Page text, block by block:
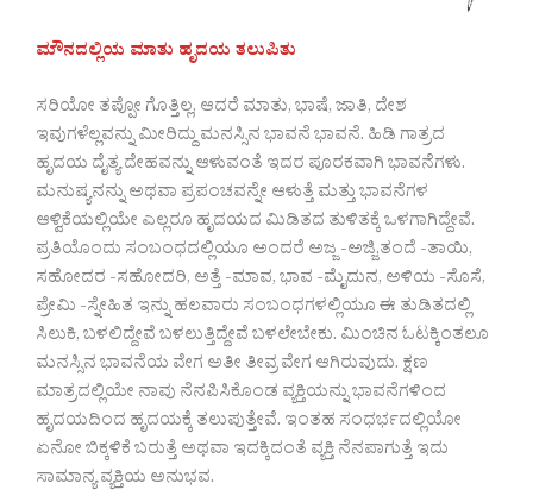
ಮೌನದಲ್ಲಿಯ ಮಾತು ಹೃದಯ ತಲುಪಿತು
ಸರಿಯೋ ತಪ್ಪೋ ಗೊತ್ತಿಲ್ಲ, ಆದರೆ ಮಾತು, ಭಾಷೆ, ಜಾತಿ, ದೇಶ
ಇವುಗಳೆಲ್ಲವನ್ನು ಮೀರಿದ್ದು ಮನಸ್ಸಿನ ಭಾವನೆ ಭಾವನೆ. ಹಿಡಿ ಗಾತ್ರದ
ಹೃದಯ ದೈತ್ಯ ದೇಹವನ್ನು ಆಳುವಂತೆ ಇದರ ಪೂರಕವಾಗಿ ಭಾವನೆಗಳು.
ಮನುಷ್ಯನನ್ನು ಅಥವಾ ಪ್ರಪಂಚವನ್ನೇ ಆಳುತ್ತೆ ಮತ್ತು ಭಾವನೆಗಳ
ಆಳ್ವಿಕೆಯಲ್ಲಿಯೇ ಎಲ್ಲರೂ ಹೃದಯದ ಮಿಡಿತದ ತುಳಿತಕ್ಕೆ ಒಳಗಾಗಿದ್ದೇವೆ.
ಪ್ರತಿಯೊಂದು ಸಂಬಂಧದಲ್ಲಿಯೂ ಅಂದರೆ ಅಜ್ಜ -ಅಜ್ಜಿ,ತಂದೆ -ತಾಯಿ,
ಸಹೋದರ -ಸಹೋದರಿ, ಅತ್ತೆ -ಮಾವ, ಭಾವ -ಮೈದುನ, ಅಳಿಯ -ಸೊಸೆ,
ಪ್ರೇಮಿ -ಸ್ನೇಹಿತ ಇನ್ನು ಹಲವಾರು ಸಂಬಂಧಗಳಲ್ಲಿಯೂ ಈ ತುಡಿತದಲ್ಲಿ
ಸಿಲುಕಿ, ಬಳಲಿದ್ದೇವೆ ಬಳಲುತ್ತಿದ್ದೇವೆ ಬಳಲೇಬೇಕು. ಮಿಂಚಿನ ಓಟಕ್ಕಿಂತಲೂ
ಮನಸ್ಸಿನ ಭಾವನೆಯ ವೇಗ ಅತೀ ತೀವ್ರ ವೇಗ ಆಗಿರುವುದು. ಕ್ಷಣ
ಮಾತ್ರದಲ್ಲಿಯೇ ನಾವು ನೆನಪಿಸಿಕೊಂಡ ವ್ಯಕ್ತಿಯನ್ನು ಭಾವನೆಗಳಿಂದ
ಹೃದಯದಿಂದ ಹೃದಯಕ್ಕೆ ತಲುಪುತ್ತೇವೆ. ಇಂತಹ ಸಂಧರ್ಭದಲ್ಲಿಯೋ
ಏನೋ ಬಿಕ್ಕಳಿಕೆ ಬರುತ್ತೆ ಅಥವಾ ಇದಕ್ಕಿದಂತೆ ವ್ಯಕ್ತಿ ನೆನಪಾಗುತ್ತೆ ಇದು
ಸಾಮಾನ್ಯ ವ್ಯಕ್ತಿಯ ಅನುಭವ.